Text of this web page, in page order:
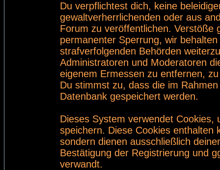
Du verpflichtest dich, keine
gewaltverherrlichenden oder aus
Forum zu veröffentlichen. Verstöße
permanenter Sperrung, wir
strafverfolgenden Behörden
Administratoren und Moderatoren
eigenem Ermessen zu entfernen,
Du stimmst zu, dass die im
Datenbank gespeichert werden.
Dieses System verwendet
speichern. Diese Cookies enthalten
sondern dienen ausschließlich
Bestätigung der Registrierung und
verwandt.